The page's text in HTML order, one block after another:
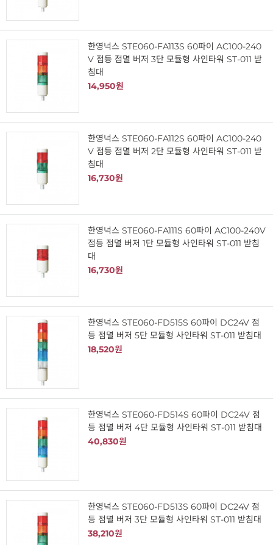
한영넉스 STE060-FA113S 60파이 AC100-240
V 점등 점멸 버저 3단 모듈형 사인타워 ST-011 받
침대
14,950원
한영넉스 STE060-FA112S 60파이 AC100-240
V 점등 점멸 버저 2단 모듈형 사인타워 ST-011 받
침대
16,730원
한영넉스 STE060-FA111S 60파이 AC100-240V
점등 점멸 버저 1단 모듈형 사인타워 ST-011 받침
대
16,730원
한영넉스 STE060-FD515S 60파이 DC24V 점
등 점멸 버저 5단 모듈형 사인타워 ST-011 받침대
18,520원
한영넉스 STE060-FD514S 60파이 DC24V 점
등 점멸 버저 4단 모듈형 사인타워 ST-011 받침대
40,830원
한영넉스 STE060-FD513S 60파이 DC24V 점
등 점멸 버저 3단 모듈형 사인타워 ST-011 받침대
38,210원